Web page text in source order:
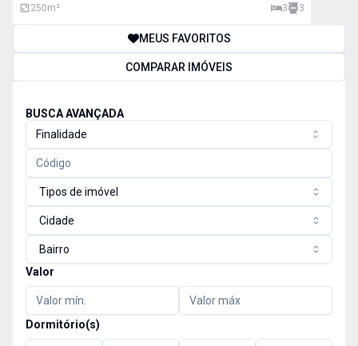
quarto
250m² 3 3
MEUS FAVORITOS
COMPARAR IMÓVEIS
BUSCA AVANÇADA
Finalidade
Tipos de imóvel
Cidade
Bairro
Valor
Dormitório(s)